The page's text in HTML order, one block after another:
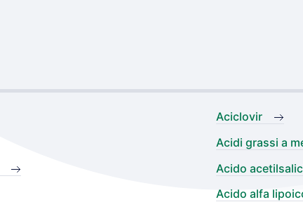
Aciclovir
Acidi grassi a
Acido
Acido alfa